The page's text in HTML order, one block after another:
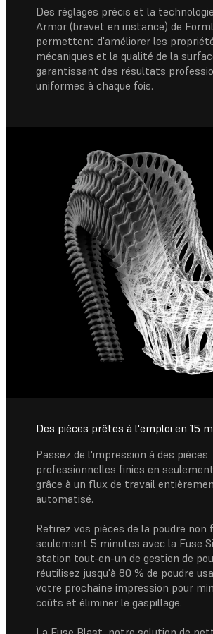
Des réglages précis et la
Armor (brevet en instance) de
permettent d'améliorer les
mécaniques et la qualité de la
garantissant des résultats
uniformes à chaque fois.
Des pièces prêtes à l'emploi en 15
Passez de l'impression à des pièces
professionnelles finies en
grâce à un flux de travail
automatisé.
Retirez vos pièces de la poudre
seulement 5 minutes avec la Fuse
station tout-en-un de gestion de
réutilisez jusqu'à 80 % de poudre
votre prochaine impression pour
coûts et éliminer le gaspillage.